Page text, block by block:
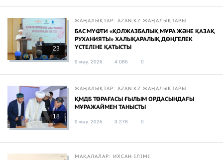
23
ЖАҢАЛЫҚТАР: AZAN.KZ ЖАҢАЛЫҚТАРЫ
БАС МҮФТИ «ҚОЛЖАЗБАЛЫҚ МҰРА ЖӘНЕ ҚАЗАҚ
РУХАНИЯТЫ» ХАЛЫҚАРАЛЫҚ ДӨҢГЕЛЕК
ҮСТЕЛІНЕ ҚАТЫСТЫ
9 мау. 2026 4 086 0
18
ЖАҢАЛЫҚТАР: AZAN.KZ ЖАҢАЛЫҚТАРЫ
ҚМДБ ТӨРАҒАСЫ ҒЫЛЫМ ОРДАСЫНДАҒЫ
МҰРАЖАЙМЕН ТАНЫСТЫ
9 мау. 2026 3 278 0
МАҚАЛАЛАР: ИХСАН ІЛІМІ